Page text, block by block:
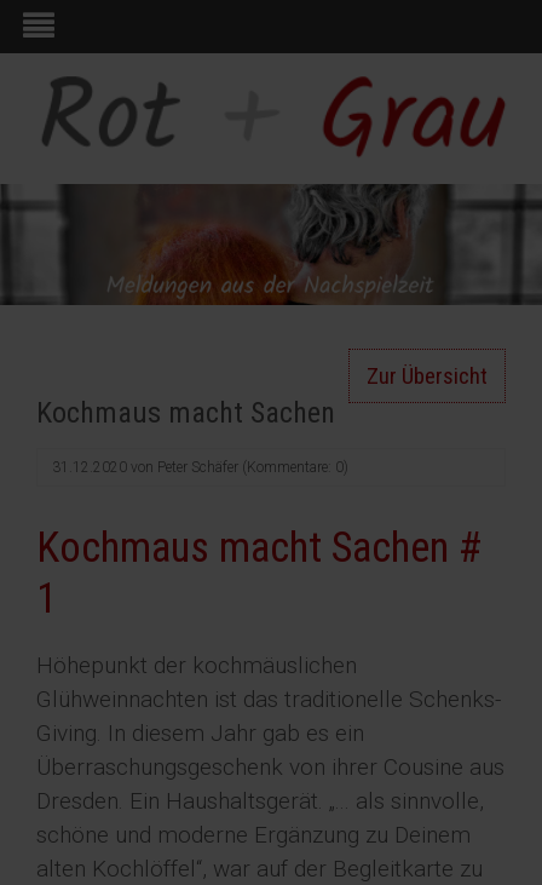
Zur Übersicht
Kochmaus macht Sachen
31.12.2020 von Peter Schäfer (Kommentare: 0)
Kochmaus macht Sachen #
1
Höhepunkt der kochmäuslichen
Glühweinnachten ist das traditionelle Schenks-
Giving. In diesem Jahr gab es ein
Überraschungsgeschenk von ihrer Cousine aus
Dresden. Ein Haushaltsgerät. „... als sinnvolle,
schöne und moderne Ergänzung zu Deinem
alten Kochlöffel“, war auf der Begleitkarte zu